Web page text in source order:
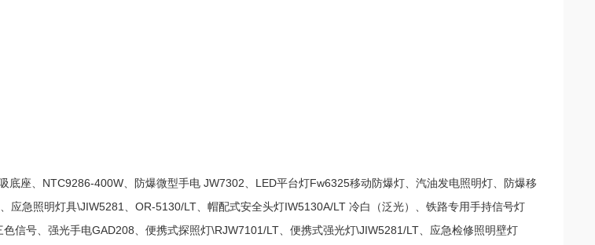
底座、NTC9286-400W、防爆微型手电 JW7302、LED平台灯Fw6325移动防爆灯、汽油发电照明灯、防爆移
应急照明灯具\JIW5281、OR-5130/LT、帽配式安全头灯IW5130A/LT 冷白（泛光）、铁路专用手持信号灯
信号、强光手电GAD208、便携式探照灯\RJW7101/LT、便携式强光灯\JIW5281/LT、应急检修照明壁灯